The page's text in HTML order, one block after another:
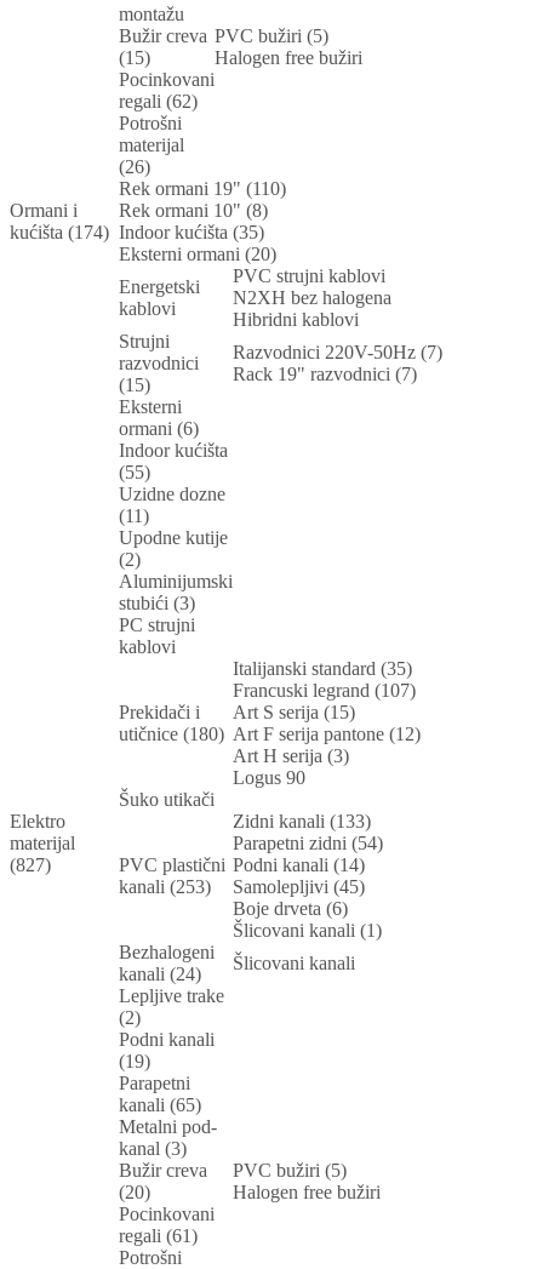
montažu
Bužir creva
(15)
PVC bužiri (5)
Halogen free bužiri
Pocinkovani
regali (62)
Potrošni
materijal
(26)
Ormani i
kućišta (174)
Rek ormani 19" (110)
Rek ormani 10" (8)
Indoor kućišta (35)
Eksterni ormani (20)
Elektro
materijal
(827)
Energetski
kablovi
PVC strujni kablovi
N2XH bez halogena
Hibridni kablovi
Strujni
razvodnici
(15)
Razvodnici 220V-50Hz (7)
Rack 19" razvodnici (7)
Eksterni
ormani (6)
Indoor kućišta
(55)
Uzidne dozne
(11)
Upodne kutije
(2)
Aluminijumski
stubići (3)
PC strujni
kablovi
Prekidači i
utičnice (180)
Italijanski standard (35)
Francuski legrand (107)
Art S serija (15)
Art F serija pantone (12)
Art H serija (3)
Logus 90
Šuko utikači
PVC plastični
kanali (253)
Zidni kanali (133)
Parapetni zidni (54)
Podni kanali (14)
Samolepljivi (45)
Boje drveta (6)
Šlicovani kanali (1)
Bezhalogeni
kanali (24)
Šlicovani kanali
Lepljive trake
(2)
Podni kanali
(19)
Parapetni
kanali (65)
Metalni pod-
kanal (3)
Bužir creva
(20)
PVC bužiri (5)
Halogen free bužiri
Pocinkovani
regali (61)
Potrošni